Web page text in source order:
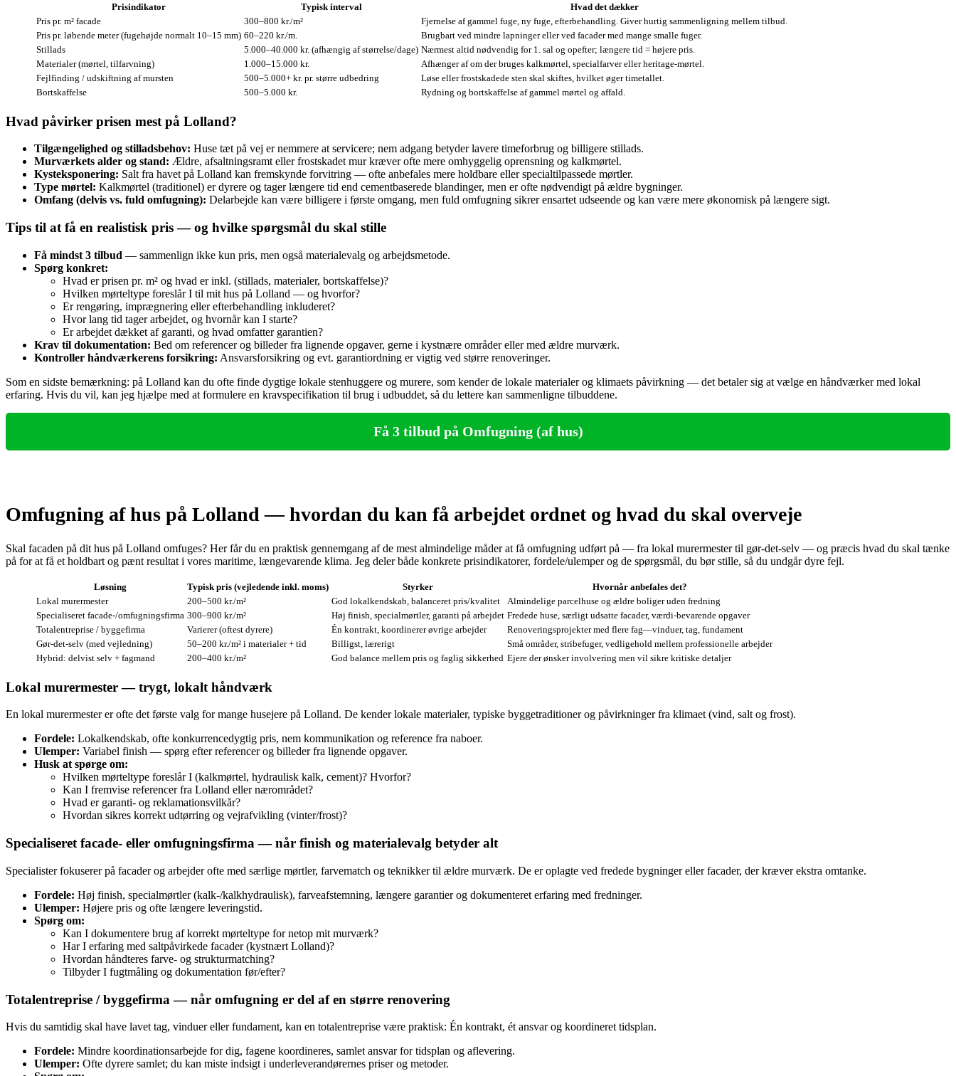
Prisindikator Typisk interval
Hvad det dækker
Pris pr. m² facade
300–800 kr./m²
Fjernelse af gammel fuge, ny fuge, efterbehandling. Giver hurtig sammenligning mellem tilbud.
Pris pr. løbende meter (fugehøjde normalt 10–15 mm) 60–220 kr./m.
Brugbart ved mindre lapninger eller ved facader med mange smalle fuger.
Stillads
5.000–40.000 kr. (afhængig af størrelse/dage) Nærmest altid nødvendig for 1. sal og opefter; længere tid = højere pris.
Materialer (mørtel, tilfarvning)
1.000–15.000 kr.
Afhænger af om der bruges kalkmørtel, specialfarver eller heritage-mørtel.
Fejlfinding / udskiftning af mursten
500–5.000+ kr. pr. større udbedring
Løse eller frostskadede sten skal skiftes, hvilket øger timetallet.
Bortskaffelse
500–5.000 kr. Rydning og bortskaffelse af gammel mørtel og affald.
Hvad påvirker prisen mest på Lolland?
Tilgængelighed og stilladsbehov: Huse tæt på vej er nemmere at servicere; nem adgang betyder lavere timeforbrug og billigere stillads.
Murværkets alder og stand: Ældre, afsaltningsramt eller frostskadet mur kræver ofte mere omhyggelig oprensning og kalkmørtel.
Kysteksponering: Salt fra havet på Lolland kan fremskynde forvitring — ofte anbefales mere holdbare eller specialtilpassede mørtler.
Type mørtel: Kalkmørtel (traditionel) er dyrere og tager længere tid end cementbaserede blandinger, men er ofte nødvendigt på ældre bygninger.
Omfang (delvis vs. fuld omfugning): Delarbejde kan være billigere i første omgang, men fuld omfugning sikrer ensartet udseende og kan være mere økonomisk på længere sigt.
Tips til at få en realistisk pris — og hvilke spørgsmål du skal stille
Få mindst 3 tilbud — sammenlign ikke kun pris, men også materialevalg og arbejdsmetode.
Spørg konkret:
Hvad er prisen pr. m² og hvad er inkl. (stillads, materialer, bortskaffelse)?
Hvilken mørteltype foreslår I til mit hus på Lolland — og hvorfor?
Er rengøring, imprægnering eller efterbehandling inkluderet?
Hvor lang tid tager arbejdet, og hvornår kan I starte?
Er arbejdet dækket af garanti, og hvad omfatter garantien?
Krav til dokumentation: Bed om referencer og billeder fra lignende opgaver, gerne i kystnære områder eller med ældre murværk.
Kontroller håndværkerens forsikring: Ansvarsforsikring og evt. garantiordning er vigtig ved større renoveringer.
Som en sidste bemærkning: på Lolland kan du ofte finde dygtige lokale stenhuggere og murere, som kender de lokale materialer og klimaets påvirkning — det betaler sig at vælge en håndværker med lokal
erfaring. Hvis du vil, kan jeg hjælpe med at formulere en kravspecifikation til brug i udbuddet, så du lettere kan sammenligne tilbuddene.
Få 3 tilbud på Omfugning (af hus)
Omfugning af hus på Lolland — hvordan du kan få arbejdet ordnet og hvad du skal overveje
Skal facaden på dit hus på Lolland omfuges? Her får du en praktisk gennemgang af de mest almindelige måder at få omfugning udført på — fra lokal murermester til gør‑det‑selv — og præcis hvad du skal tænke
på for at få et holdbart og pænt resultat i vores maritime, længevarende klima. Jeg deler både konkrete prisindikatorer, fordele/ulemper og de spørgsmål, du bør stille, så du undgår dyre fejl.
Løsning Typisk pris (vejledende inkl. moms) Styrker
Hvornår anbefales det?
Lokal murermester
200–500 kr./m² God lokalkendskab, balanceret pris/kvalitet
Almindelige parcelhuse og ældre boliger uden fredning
Specialiseret facade-/omfugningsfirma 300–900 kr./m² Høj finish, specialmørtler, garanti på arbejdet Fredede huse, særligt udsatte facader, værdi‑bevarende opgaver
Totalentreprise / byggefirma
Varierer (oftest dyrere) Én kontrakt, koordinerer øvrige arbejder
Renoveringsprojekter med flere fag—vinduer, tag, fundament
Gør‑det‑selv (med vejledning)
50–200 kr./m² i materialer + tid Billigst, lærerigt
Små områder, stribefuger, vedligehold mellem professionelle arbejder
Hybrid: delvist selv + fagmand
200–400 kr./m² God balance mellem pris og faglig sikkerhed Ejere der ønsker involvering men vil sikre kritiske detaljer
Lokal murermester — trygt, lokalt håndværk
En lokal murermester er ofte det første valg for mange husejere på Lolland. De kender lokale materialer, typiske byggetraditioner og påvirkninger fra klimaet (vind, salt og frost).
Fordele: Lokalkendskab, ofte konkurrencedygtig pris, nem kommunikation og reference fra naboer.
Ulemper: Variabel finish — spørg efter referencer og billeder fra lignende opgaver.
Husk at spørge om:
Hvilken mørteltype foreslår I (kalkmørtel, hydraulisk kalk, cement)? Hvorfor?
Kan I fremvise referencer fra Lolland eller nærområdet?
Hvad er garanti‑ og reklamationsvilkår?
Hvordan sikres korrekt udtørring og vejrafvikling (vinter/frost)?
Specialiseret facade‑ eller omfugningsfirma — når finish og materialevalg betyder alt
Specialister fokuserer på facader og arbejder ofte med særlige mørtler, farvematch og teknikker til ældre murværk. De er oplagte ved fredede bygninger eller facader, der kræver ekstra omtanke.
Fordele: Høj finish, specialmørtler (kalk‑/kalkhydraulisk), farveafstemning, længere garantier og dokumenteret erfaring med fredninger.
Ulemper: Højere pris og ofte længere leveringstid.
Spørg om:
Kan I dokumentere brug af korrekt mørteltype for netop mit murværk?
Har I erfaring med saltpåvirkede facader (kystnært Lolland)?
Hvordan håndteres farve‑ og strukturmatching?
Tilbyder I fugtmåling og dokumentation før/efter?
Totalentreprise / byggefirma — når omfugning er del af en større renovering
Hvis du samtidig skal have lavet tag, vinduer eller fundament, kan en totalentreprise være praktisk: Én kontrakt, ét ansvar og koordineret tidsplan.
Fordele: Mindre koordinationsarbejde for dig, fagene koordineres, samlet ansvar for tidsplan og aflevering.
Ulemper: Ofte dyrere samlet; du kan miste indsigt i underleverandørernes priser og metoder.